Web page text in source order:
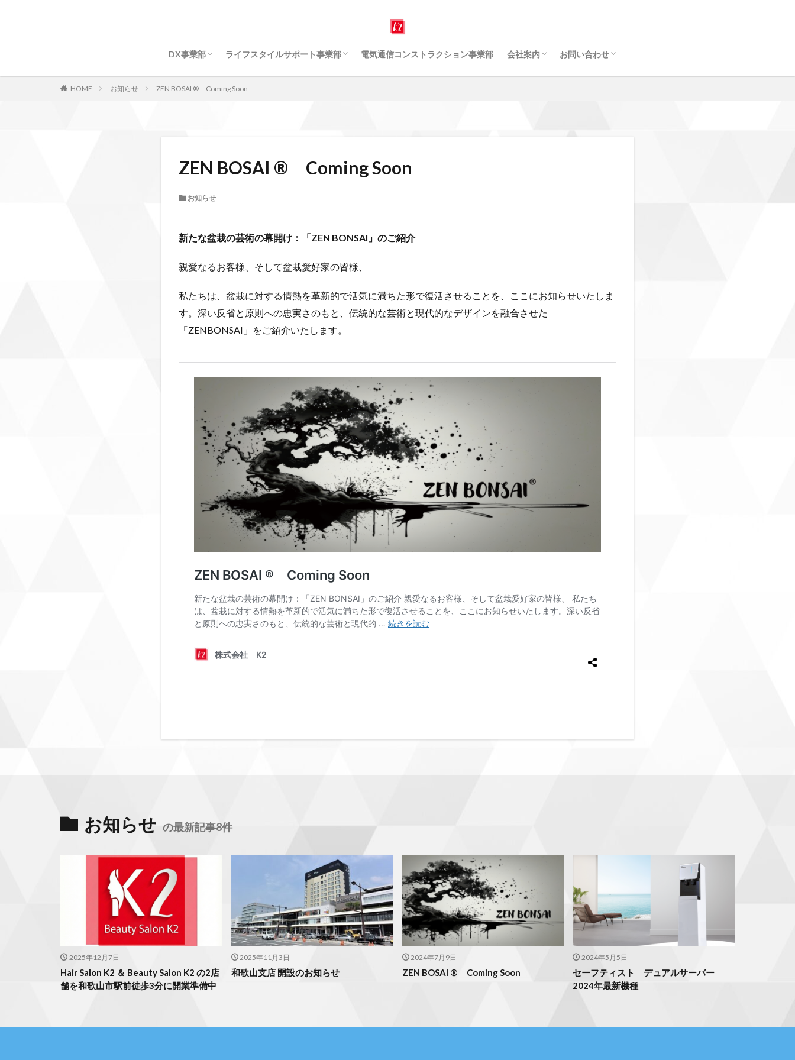
DX事業部
連続1900日以上ランサムウェア・ウィルス
ライフスタイルサポート事業部
ZEN BOSAI ® Coming Soon
電気通信コンストラクション事業部 会社案内
事業領域・組織図
お問い合わせ
地元で活かす、ITスキル「訪問設定サポー
HOME お知らせ ZEN BOSAI ® Coming Soon
ZEN BOSAI ® Coming Soon
お知らせ
新たな盆栽の芸術の幕開け：「ZEN BONSAI」のご紹介
親愛なるお客様、そして盆栽愛好家の皆様、
私たちは、盆栽に対する情熱を革新的で活気に満ちた形で復活させることを、ここにお知らせいたしま
す。深い反省と原則への忠実さのもと、伝統的な芸術と現代的なデザインを融合させた
「ZENBONSAI」をご紹介いたします。
お知らせ の最新記事8件
2025年12月7日
Hair Salon K2 ＆ Beauty Salon K2 の2店
舗を和歌山市駅前徒歩3分に開業準備中
2025年11月3日
和歌山支店 開設のお知らせ
2024年7月9日
ZEN BOSAI ® Coming Soon
2024年5月5日
セーフティスト デュアルサーバー
2024年最新機種